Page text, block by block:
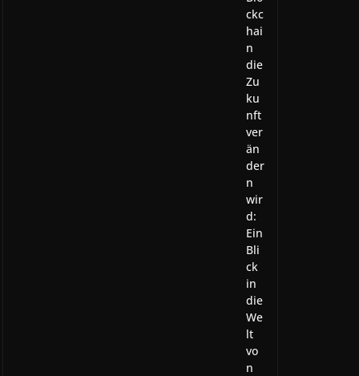
ckc
hai
n
die
Zu
ku
nft
ver
än
der
n
wir
d:
Ein
Bli
ck
in
die
We
lt
vo
n